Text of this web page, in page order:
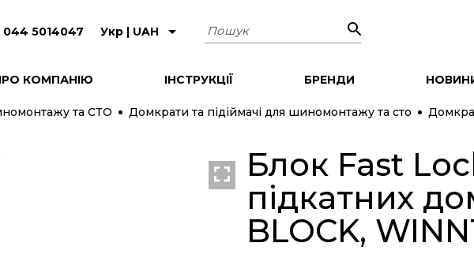
044 5014047 Укр | UAH Пошук
КОМПАНІЮ ІНСТРУКЦІЇ БРЕНДИ
та СТО Домкрати та підіймачі для шиномонтажу та сто
NEW
Блок Fast
підкатних
BLOCK,